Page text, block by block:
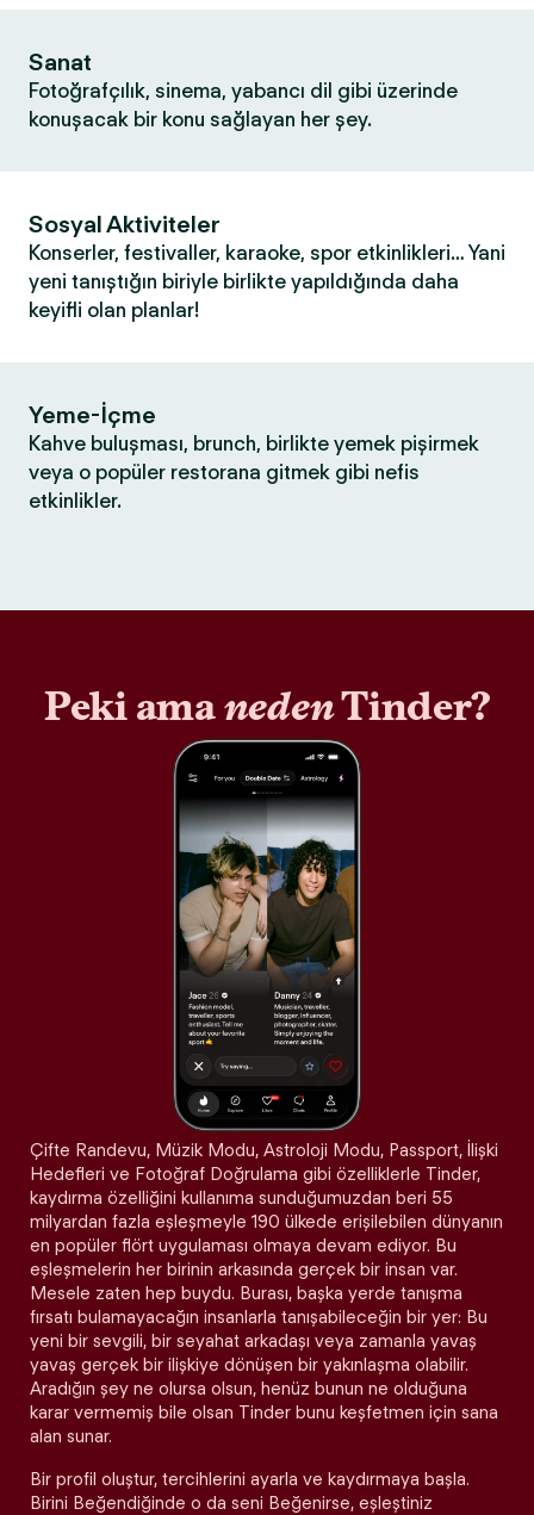
Sanat
Fotoğrafçılık, sinema, yabancı dil gibi üzerinde
konuşacak bir konu sağlayan her şey.
Sosyal Aktiviteler
Konserler, festivaller, karaoke, spor etkinlikleri… Yani
yeni tanıştığın biriyle birlikte yapıldığında daha
keyifli olan planlar!
Yeme-İçme
Kahve buluşması, brunch, birlikte yemek pişirmek
veya o popüler restorana gitmek gibi nefis
etkinlikler.
Peki amanedenTinder?
Çifte Randevu, Müzik Modu, Astroloji Modu, Passport, İlişki
Hedefleri ve Fotoğraf Doğrulama gibi özelliklerle Tinder,
kaydırma özelliğini kullanıma sunduğumuzdan beri 55
milyardan fazla eşleşmeyle 190 ülkede erişilebilen dünyanın
en popüler flört uygulaması olmaya devam ediyor. Bu
eşleşmelerin her birinin arkasında gerçek bir insan var.
Mesele zaten hep buydu. Burası, başka yerde tanışma
fırsatı bulamayacağın insanlarla tanışabileceğin bir yer: Bu
yeni bir sevgili, bir seyahat arkadaşı veya zamanla yavaş
yavaş gerçek bir ilişkiye dönüşen bir yakınlaşma olabilir.
Aradığın şey ne olursa olsun, henüz bunun ne olduğuna
karar vermemiş bile olsan Tinder bunu keşfetmen için sana
alan sunar.
Bir profil oluştur, tercihlerini ayarla ve kaydırmaya başla.
Birini Beğendiğinde o da seni Beğenirse, eşleştiniz